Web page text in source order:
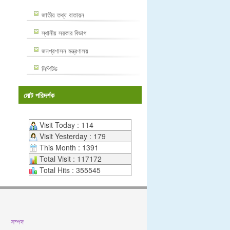
জাতীয় তথ্য বাতায়ন
স্থানীয় সরকার বিভাগ
জনপ্রশাসন মন্ত্রণালয়
সিপিটিউ
মোট পরিদর্শক
Visit Today : 114
Visit Yesterday : 179
This Month : 1391
Total Visit : 117172
Total Hits : 355545
সম্পদ